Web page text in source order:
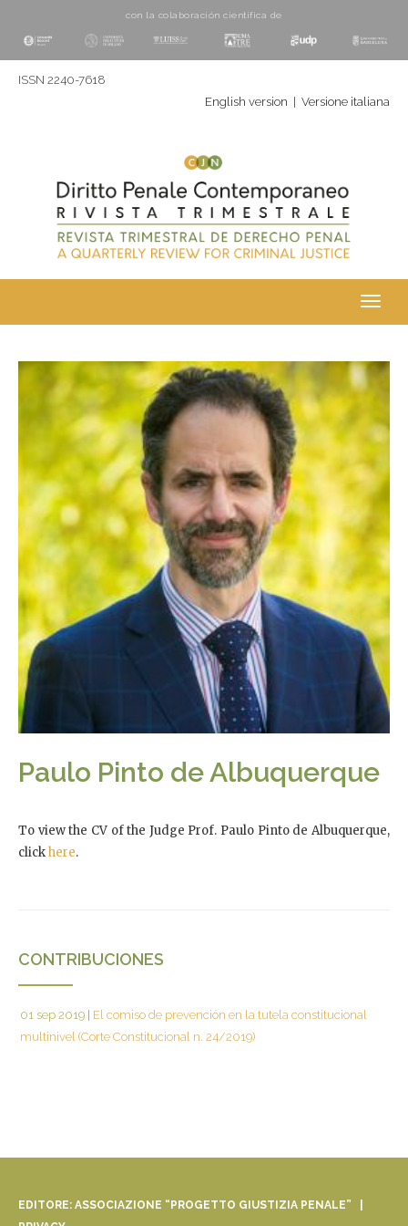
con la colaboración cientí­fica de
ISSN 2240-7618
English version
Versione italiana
Paulo Pinto de Albuquerque
To view the CV of the Judge Prof. Paulo Pinto de Albuquerque,
clickhere.
CONTRIBUCIONES
01 sep 2019
El comiso de prevención en la tutela constitucional
multinivel (Corte Constitucional n. 24/2019)
EDITORE: ASSOCIAZIONE “PROGETTO GIUSTIZIA PENALE” |